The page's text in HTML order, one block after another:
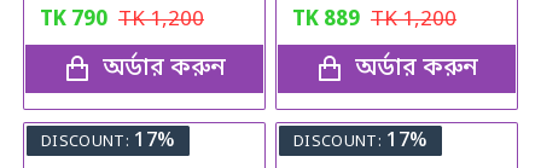
TK 790 TK1,200
অর্ডার করুন
TK 889 TK1,200
অর্ডার করুন
DISCOUNT: 17% DISCOUNT: 17%